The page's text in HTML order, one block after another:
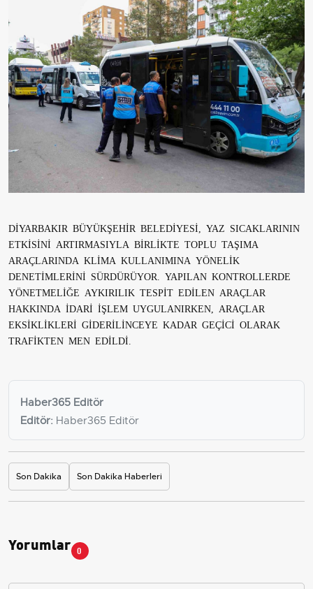
DİYARBAKIR BÜYÜKŞEHİR BELEDİYESİ, YAZ SICAKLARININ
ETKİSİNİ ARTIRMASIYLA BİRLİKTE TOPLU TAŞIMA
ARAÇLARINDA KLİMA KULLANIMINA YÖNELİK
DENETİMLERİNİ SÜRDÜRÜYOR. YAPILAN KONTROLLERDE
YÖNETMELİĞE AYKIRILIK TESPİT EDİLEN ARAÇLAR
HAKKINDA İDARİ İŞLEM UYGULANIRKEN, ARAÇLAR
EKSİKLİKLERİ GİDERİLİNCEYE KADAR GEÇİCİ OLARAK
TRAFİKTEN MEN EDİLDİ.
Haber365 Editör
Editör: Haber365 Editör
Son Dakika Son Dakika Haberleri
Yorumlar 0